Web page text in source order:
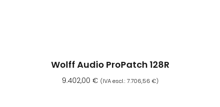
Wolff Audio ProPatch 128R
9.402,00 € (IVA escl.:7.706,56 €)